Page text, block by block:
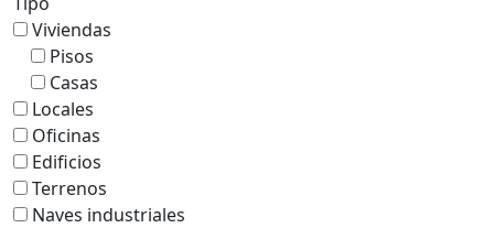
Viviendas
Pisos
Casas
Locales
Oficinas
Edificios
Terrenos
Naves industriales